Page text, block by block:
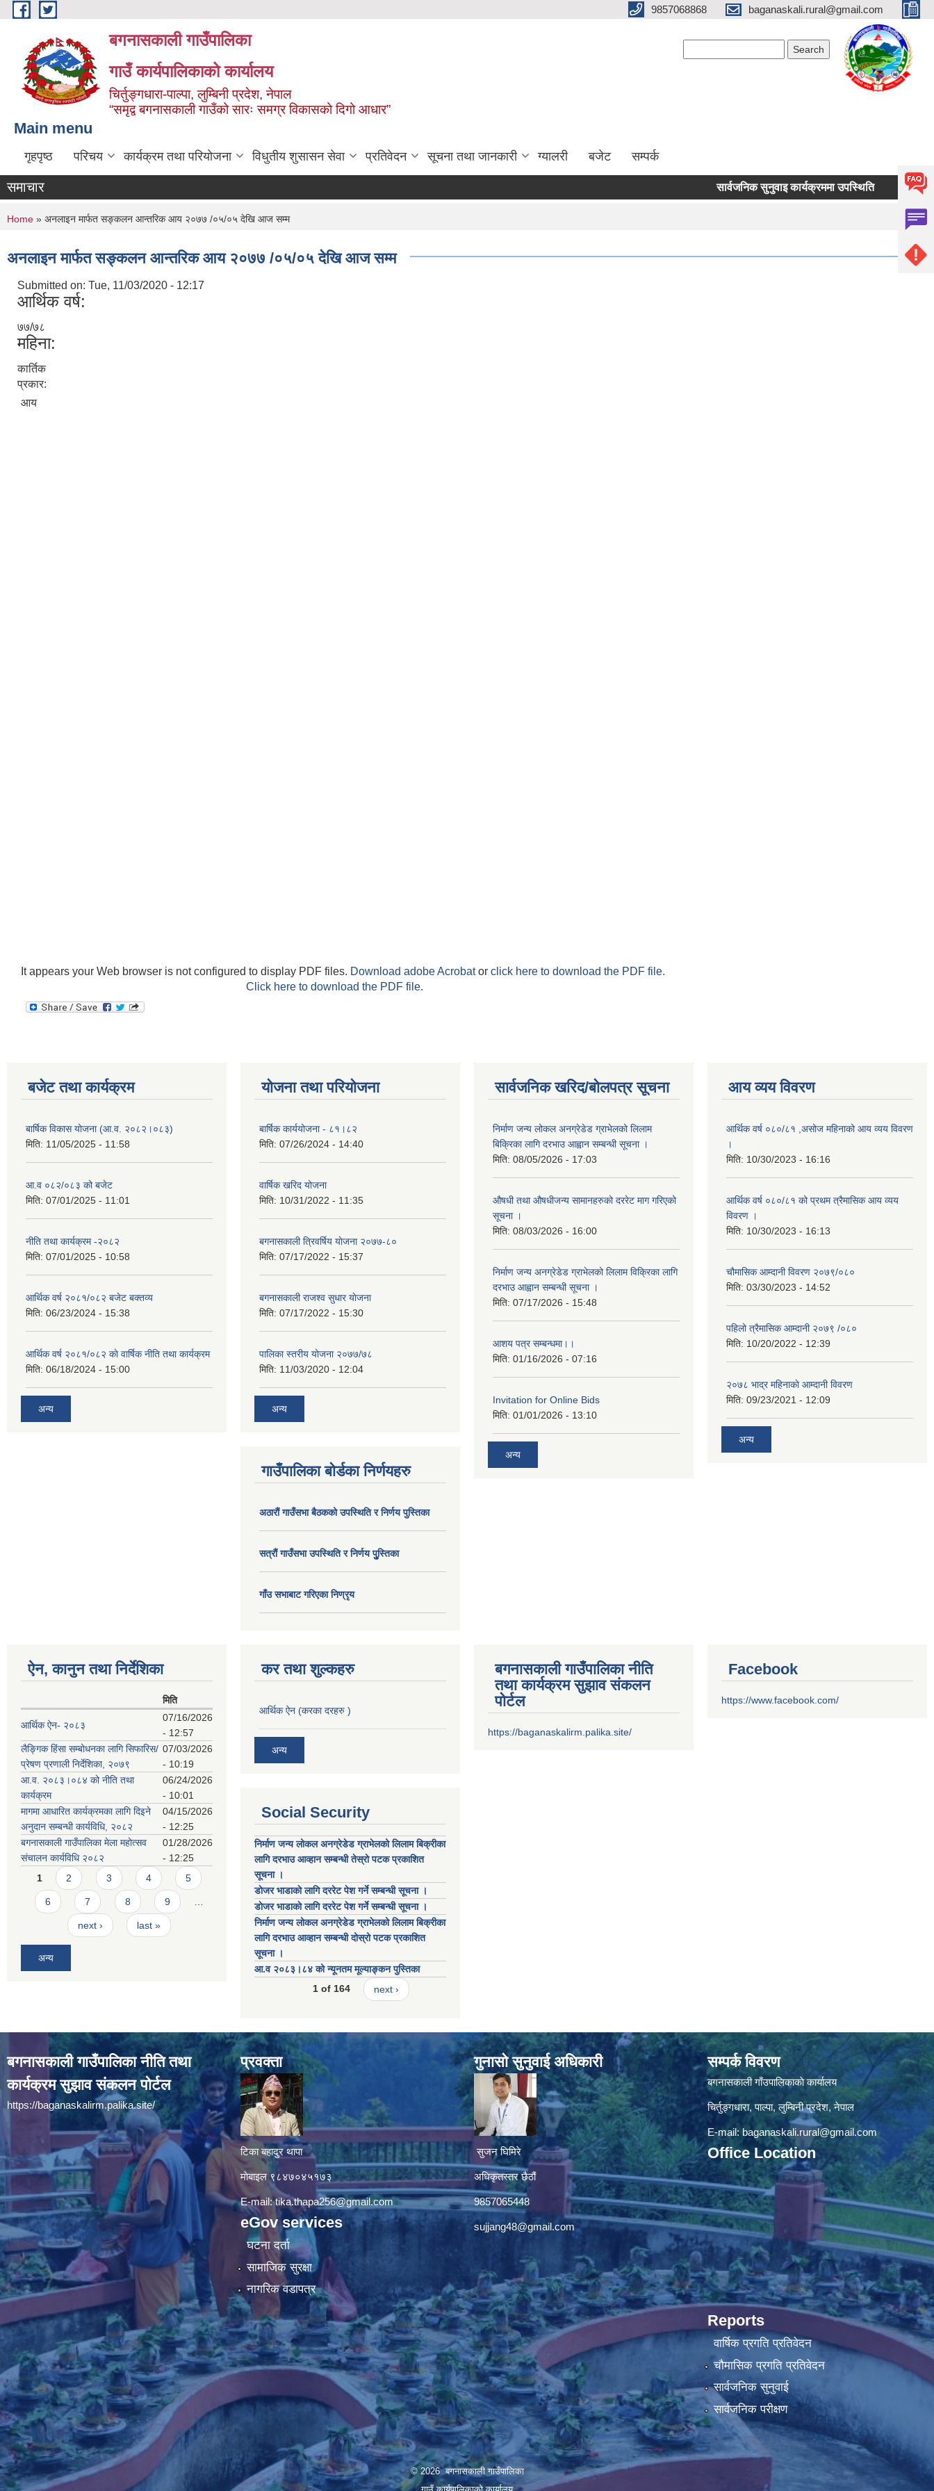
Skip to main content 9857068868 baganaskali.rural@gmail.com
बगनासकाली गाउँपालिका
गाउँ कार्यपालिकाको कार्यालय
चिर्तुङ्गधारा-पाल्पा, लुम्बिनी प्रदेश, नेपाल
“समृद्व बगनासकाली गाउँको सारः समग्र विकासको दिगो आधार”
Main menu
गृहपृष्ठ परिचय कार्यक्रम तथा परियोजना विधुतीय शुसासन सेवा प्रतिवेदन सूचना तथा जानकारी ग्यालरी बजेट सम्पर्क
समाचार सार्वजनिक सुनुवाइ कार्यक्रममा उपस्थिति निर्माण जन्य
You are here
Home » अनलाइन मार्फत सङ्कलन आन्तरिक आय २०७७ /०५/०५ देखि आज सम्म
अनलाइन मार्फत सङ्कलन आन्तरिक आय २०७७ /०५/०५ देखि आज सम्म
Submitted on: Tue, 11/03/2020 - 12:17
आर्थिक वर्ष:
७७/७८
महिना:
कार्तिक
प्रकार:
आय
It appears your Web browser is not configured to display PDF files. Download adobe Acrobator click here to download the PDF file.
Click here to download the PDF file.
बजेट तथा कार्यक्रम
बार्षिक विकास योजना (आ.व. २०८२।०८३)
मिति: 11/05/2025 - 11:58
आ.व ०८२/०८३ को बजेट
मिति: 07/01/2025 - 11:01
नीति तथा कार्यक्रम -२०८२
मिति: 07/01/2025 - 10:58
आर्थिक वर्ष २०८१/०८२ बजेट बक्तव्य
मिति: 06/23/2024 - 15:38
आर्थिक वर्ष २०८१/०८२ काे वार्षिक नीति तथा कार्यक्रम
मिति: 06/18/2024 - 15:00
अन्य
योजना तथा परियोजना
बार्षिक कार्ययोजना - ८१।८२
मिति: 07/26/2024 - 14:40
वार्षिक खरिद योजना
मिति: 10/31/2022 - 11:35
बगनासकाली त्रिवर्षिय याेजना २०७७-८०
मिति: 07/17/2022 - 15:37
बगनासकाली राजश्व सुधार याेजना
मिति: 07/17/2022 - 15:30
पालिका स्तरीय योजना २०७७/७८
मिति: 11/03/2020 - 12:04
अन्य
गाउँपालिका बोर्डका निर्णयहरु
अठाराैं गाउँसभा बैठकको उपस्थिति र निर्णय पुस्तिका
सत्राैं गाउँसभा उपस्थिति र निर्णय पुु्स्तिका
गाँउ सभाबाट गरिएका निण्रृय
सार्वजनिक खरिद/बोलपत्र सूचना
निर्माण जन्य लोकल अनग्रेडेड ग्राभेलको लिलाम
बिक्रिका लागि दरभाउ आह्वान सम्बन्धी सूचना ।
मिति: 08/05/2026 - 17:03
औषधी तथा औषधीजन्य सामानहरुको दररेट माग गरिएको
सूचना ।
मिति: 08/03/2026 - 16:00
निर्माण जन्य अनग्रेडेड ग्राभेलको लिलाम विक्रिका लागि
दरभाउ आह्वान सम्बन्धी सूचना ।
मिति: 07/17/2026 - 15:48
आशय पत्र सम्बन्धमा।।
मिति: 01/16/2026 - 07:16
Invitation for Online Bids
मिति: 01/01/2026 - 13:10
अन्य
आय व्यय विवरण
आर्थिक वर्ष ०८०/८१ ,असोज महिनाको आय व्यय विवरण
।
मिति: 10/30/2023 - 16:16
आर्थिक वर्ष ०८०/८१ को प्रथम त्रैमासिक आय व्यय
विवरण ।
मिति: 10/30/2023 - 16:13
चौमासिक आम्दानी विवरण २०७९/०८०
मिति: 03/30/2023 - 14:52
पहिलो त्रैमासिक आम्दानी २०७९ /०८०
मिति: 10/20/2022 - 12:39
२०७८ भाद्र महिनाकाे आम्दानी विवरण
मिति: 09/23/2021 - 12:09
अन्य
ऐन, कानुन तथा निर्देशिका
मिति
आर्थिक ऐन- २०८३
07/16/2026
- 12:57
लैङ्गिक हिंसा सम्बोधनका लागि सिफारिस/
प्रेषण प्रणाली निर्देशिका, २०७९
07/03/2026
- 10:19
आ.व. २०८३।०८४ को नीति तथा
कार्यक्रम
06/24/2026
- 10:01
मागमा आधारित कार्यक्रमका लागि दिइने
अनुदान सम्बन्धी कार्यविधि, २०८२
04/15/2026
- 12:25
बगनासकाली गाउँपालिका मेला महोत्सव
संचालन कार्यविधि २०८२
01/28/2026
- 12:25
Pages
1 2 3 4 5
6 7 8 9
next › last »
अन्य
कर तथा शुल्कहरु
आर्थिक ऐन (करका दरहरु )
अन्य
Social Security
निर्माण जन्य लोकल अनग्रेडेड ग्राभेलको लिलाम बिक्रीका
लागि दरभाउ आव्हान सम्बन्धी तेस्रो पटक प्रकाशित
सूचना ।
डाेजर भाडाकाे लागि दररेट पेश गर्ने सम्बन्धी सूचना ।
डाेजर भाडाकाे लागि दररेट पेश गर्ने सम्बन्धी सूचना ।
निर्माण जन्य लोकल अनग्रेडेड ग्राभेलको लिलाम बिक्रीका
लागि दरभाउ आव्हान सम्बन्धी दोस्रो पटक प्रकाशित
सूचना ।
आ.व २०८३।८४ को न्यूनतम मूल्याङ्कन पुस्तिका
1 of 164
next ›
बगनासकाली गाउँपालिका नीति
तथा कार्यक्रम सुझाव संकलन
पोर्टल
https://baganaskalirm.palika.site/
Facebook
https://www.facebook.com/
बगनासकाली गाउँपालिका नीति तथा
कार्यक्रम सुझाव संकलन पोर्टल
https://baganaskalirm.palika.site/
प्रवक्ता
टिका बहादुर थापा
माे‍बाइल ९८४७०४५१७३
E-mail:tika.thapa256@gmail.com
eGov services
घटना दर्ता
सामाजिक सुरक्षा
नागरिक वडापत्र
गुनासाे सुनुवाई अधिकारी
सुजन घिमिरे
अधिकृतस्तर छैठौं‌
9857065448
sujjang48@gmail.com
सम्पर्क विवरण
बगनासकाली गाँउपालिकाकाे कार्यालय
चिर्तुङ्गधारा, पाल्पा, लुम्बिनी प्रदेश, नेपाल
E-mail:baganaskali.rural@gmail.com
Office Location
Reports
वार्षिक प्रगति प्रतिवेदन
चौमासिक प्रगति प्रतिवेदन
सार्वजनिक सुनुवाई
सार्वजनिक परीक्षण
© 2026 बगनासकाली गाउँपालिका